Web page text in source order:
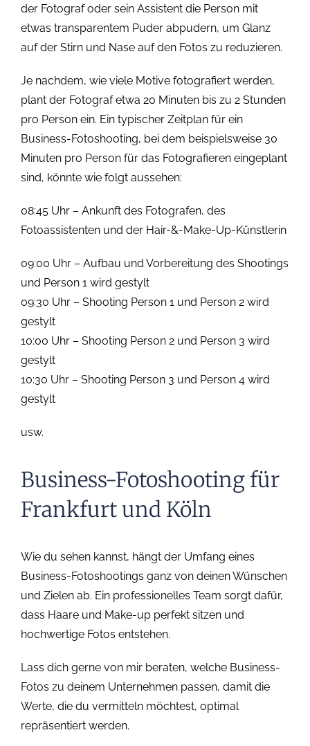
der Fotograf oder sein Assistent die Person mit
etwas transparentem Puder abpudern, um Glanz
auf der Stirn und Nase auf den Fotos zu reduzieren.
Je nachdem, wie viele Motive fotografiert werden,
plant der Fotograf etwa 20 Minuten bis zu 2 Stunden
pro Person ein. Ein typischer Zeitplan für ein
Business-Fotoshooting, bei dem beispielsweise 30
Minuten pro Person für das Fotografieren eingeplant
sind, könnte wie folgt aussehen:
08:45 Uhr – Ankunft des Fotografen, des
Fotoassistenten und der Hair-&-Make-Up-Künstlerin
09:00 Uhr – Aufbau und Vorbereitung des Shootings
und Person 1 wird gestylt
09:30 Uhr – Shooting Person 1 und Person 2 wird
gestylt
10:00 Uhr – Shooting Person 2 und Person 3 wird
gestylt
10:30 Uhr – Shooting Person 3 und Person 4 wird
gestylt
usw.
Business-Fotoshooting für
Frankfurt und Köln
Wie du sehen kannst, hängt der Umfang eines
Business-Fotoshootings ganz von deinen Wünschen
und Zielen ab. Ein professionelles Team sorgt dafür,
dass Haare und Make-up perfekt sitzen und
hochwertige Fotos entstehen.
Lass dich gerne von mir beraten, welche Business-
Fotos zu deinem Unternehmen passen, damit die
Werte, die du vermitteln möchtest, optimal
repräsentiert werden.